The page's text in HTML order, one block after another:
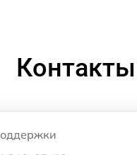
Контакты